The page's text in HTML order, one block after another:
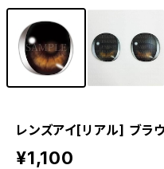
レンズアイ[リアル] ブ
¥1,100